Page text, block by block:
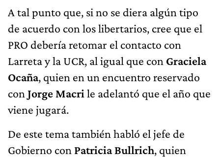
A tal punto que, si no se diera algún tipo
de acuerdo con los libertarios, cree que el
PRO debería retomar el contacto con
Larreta y la UCR, al igual que con Graciela
Ocaña, quien en un encuentro reservado
con Jorge Macri le adelantó que el año que
viene jugará.
De este tema también habló el jefe de
Gobierno con Patricia Bullrich, quien